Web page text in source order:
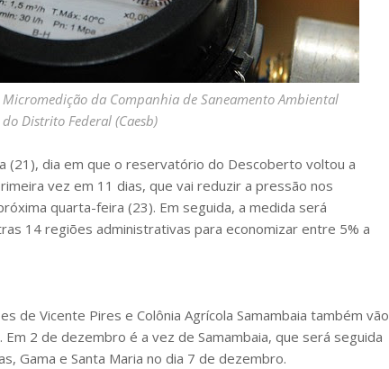
da Companhia de Saneamento Ambiental
do Distrito Federal (Caesb)
(21), dia em que o reservatório do Descoberto voltou a
vez em 11 dias, que vai reduzir a pressão nos
quarta-feira (23). Em seguida, a medida será
14 regiões administrativas para economizar entre 5% a
de Vicente Pires e Colônia Agrícola Samambaia também vão
2 de dezembro é a vez de Samambaia, que será seguida
Gama e Santa Maria no dia 7 de dezembro.